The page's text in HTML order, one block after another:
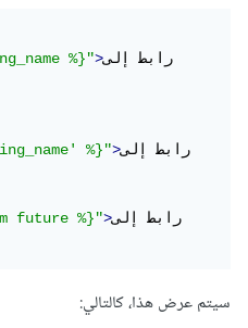
%}">رابط إلى
%}">رابط إلى
future %}">رابط إلى
سيتم عرض هذا، كالتالي: